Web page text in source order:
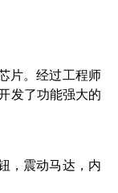
片。经过工程师
发了功能强大的
震动马达，内